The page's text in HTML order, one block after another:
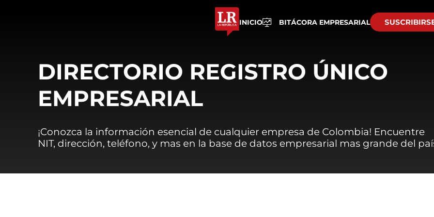
INICIO BITÁCORA EMPRESARIAL
DIRECTORIO REGISTRO ÚNICO
EMPRESARIAL
¡Conozca la información esencial de cualquier empresa de Colombia! Encuentre
NIT, dirección, teléfono, y mas en la base de datos empresarial mas grande del